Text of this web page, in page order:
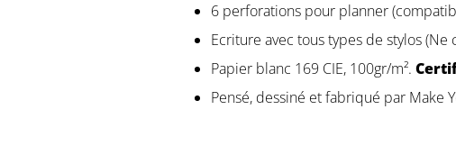
6 perforations pour planner
Ecriture avec tous types de stylos (Ne
Papier blanc 169 CIE, 100gr/m².
Pensé, dessiné et fabriqué par Make